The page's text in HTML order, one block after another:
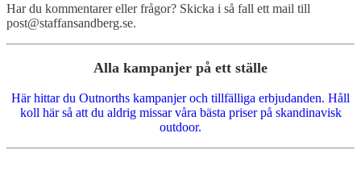
Har du kommentarer eller frågor? Skicka i så fall ett mail till
post@staffansandberg.se.
Alla kampanjer på ett ställe
Här hittar du Outnorths kampanjer och tillfälliga erbjudanden. Håll
koll här så att du aldrig missar våra bästa priser på skandinavisk
outdoor.